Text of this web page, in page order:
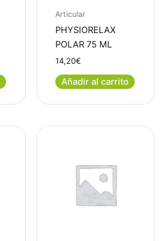
Articular
PHYSIORELAX
POLAR 75 ML
14,20€
Añadir al carrito